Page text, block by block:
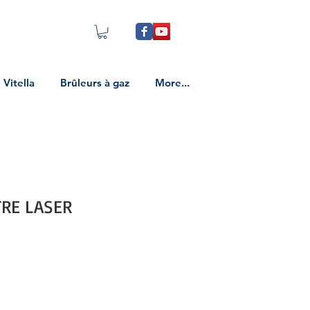
Vitella Brûleurs à gaz More...
LASER